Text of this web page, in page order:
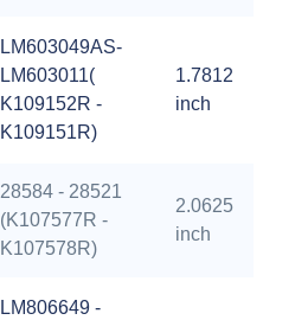
LM603049AS-
LM603011(
K109152R -
K109151R)
1.7812
inch
28584 - 28521
(K107577R -
K107578R)
2.0625
inch
LM806649 -